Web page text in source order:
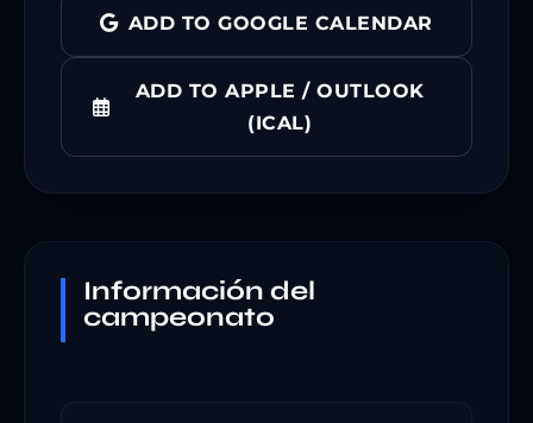
ADD TO GOOGLE CALENDAR
ADD TO APPLE / OUTLOOK
(ICAL)
Información del
campeonato